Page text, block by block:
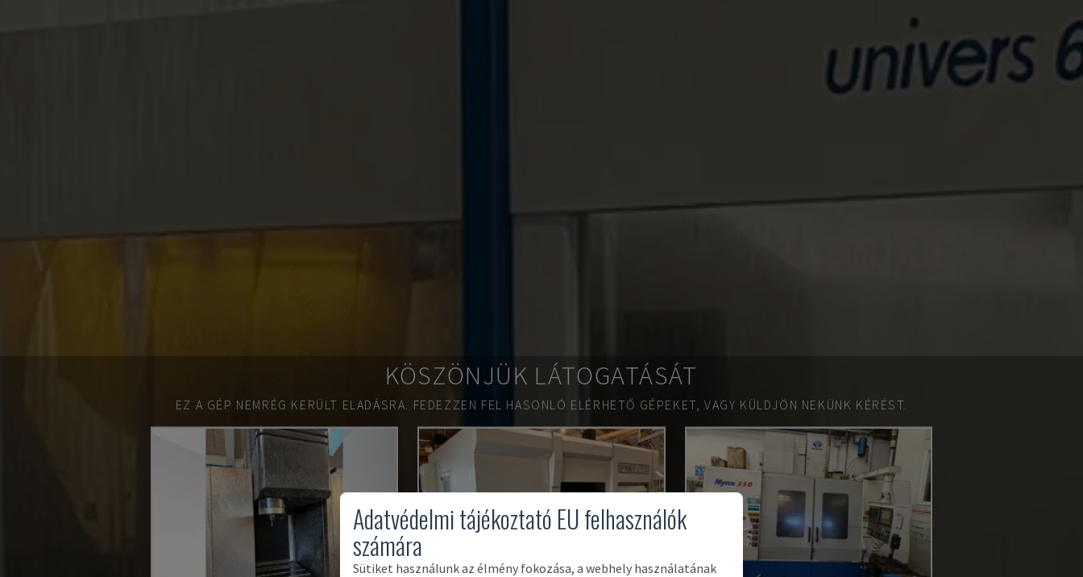
KÖSZÖNJÜK LÁTOGATÁSÁT
EZ A GÉP NEMRÉG KERÜLT ELADÁSRA. FEDEZZEN FEL HASONLÓ ELÉRHETŐ GÉPEKET, VAGY KÜLDJÖN NEKÜNK KÉRÉST.
Adatvédelmi tájékoztató EU felhasználók
számára
Sütiket használunk az élmény fokozása, a webhely használatának